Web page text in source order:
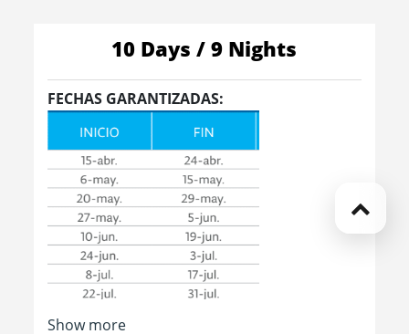
10 Days / 9 Nights
FECHAS GARANTIZADAS:
Show more